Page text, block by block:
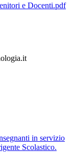
e Docenti.pdf
in servizio
Scolastico.